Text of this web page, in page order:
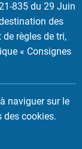
GROUP.
835 du 29 Juin
des
de règles de tri,
« Consignes
naviguer sur le
des cookies.